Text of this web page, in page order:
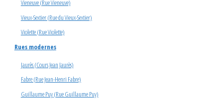
Vieneuve (Rue Vieneuve)
Vieux-Sextier (Rue du Vieux-Sextier)
Violette (Rue Violette)
Rues modernes
Jaurès (Cours Jean Jaurès)
Fabre (Rue Jean-Henri Fabre)
Guillaume Puy (Rue Guillaume Puy)